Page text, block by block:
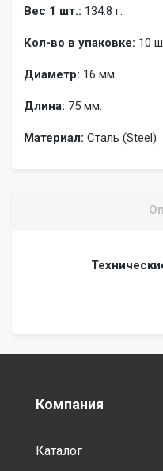
Вес 1 шт.: 134.8 г.
Кол-во в упаковке: 10
Диаметр: 16 мм.
Длина: 75 мм.
Материал: Сталь (Steel)
Компания
Каталог